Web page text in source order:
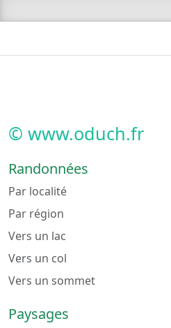
© www.oduch.fr
Randonnées
Par localité
Par région
Vers un lac
Vers un col
Vers un sommet
Paysages